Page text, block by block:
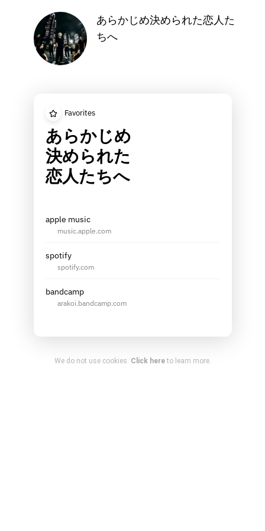
あらかじめ決められた恋人た
ちへ
Favorites
あらかじめ
決められた
恋人たちへ
apple music
music.apple.com
spotify
spotify.com
bandcamp
arakoi.bandcamp.com
We do not use cookies. Click here to learn more.